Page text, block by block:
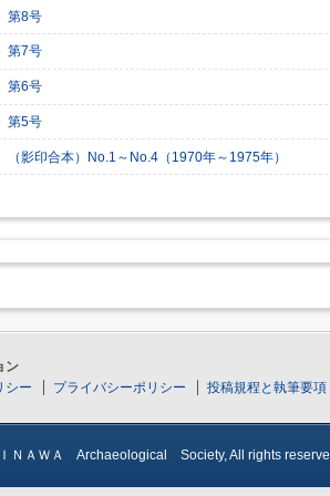
第8号
第7号
第6号
第5号
影印合本）No.1～No.4（1970年～1975年）
ン
シー
プライバシーポリシー 投稿規程と執筆要項
ＮＡＷＡ Archaeological Society, All rights